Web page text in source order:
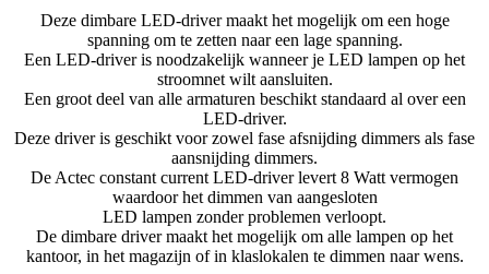
Deze dimbare LED-driver maakt het mogelijk om een hoge
spanning om te zetten naar een lage spanning.
Een LED-driver is noodzakelijk wanneer je LED lampen op het
stroomnet wilt aansluiten.
Een groot deel van alle armaturen beschikt standaard al over een
LED-driver.
Deze driver is geschikt voor zowel fase afsnijding dimmers als fase
aansnijding dimmers.
De Actec constant current LED-driver levert 8 Watt vermogen
waardoor het dimmen van aangesloten
LED lampen zonder problemen verloopt.
De dimbare driver maakt het mogelijk om alle lampen op het
kantoor, in het magazijn of in klaslokalen te dimmen naar wens.